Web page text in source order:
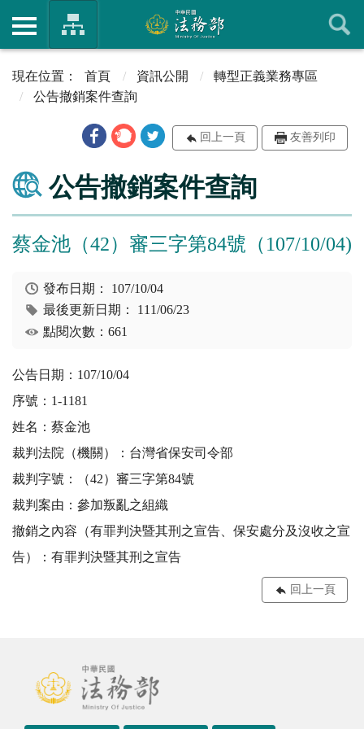
首頁 資訊公開
轉型正義業務專區
公告撤銷案件查詢
回上一頁 友善列印
公告撤銷案件查詢
蔡金池（42）審三字第84號（107/10/04)
發布日期： 107/10/04
最後更新日期： 111/06/23
點閱次數：661
公告日期：107/10/04
序號：1-1181
姓名：蔡金池
裁判法院（機關）：台灣省保安司令部
裁判字號：（42）審三字第84號
裁判案由：參加叛亂之組織
撤銷之內容（有罪判決暨其刑之宣告、保安處分及沒收之宣
告）：有罪判決暨其刑之宣告
回上一頁